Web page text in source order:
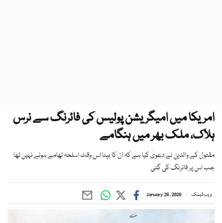
امریکا میں امیگریشن پولیس کی فائرنگ سے نرس
ہلاک، ملک بھر میں ہنگامے
مقتول کے والدین نے دعویٰ کیا ہے کہ ان کا بیٹا اس وقت اسلحہ تھامے ہوئے نہیں تھا
جب اس پر فائرنگ کی گئی
ویب ڈیسک January 26, 2026